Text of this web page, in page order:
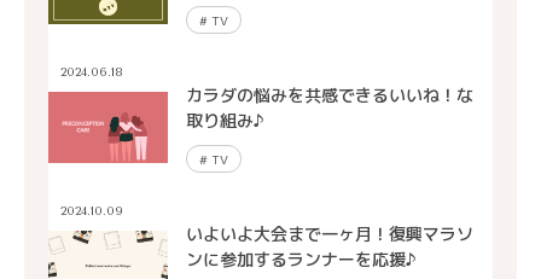
#TV
2024.06.18
カラダの悩みを共感できるいいね！な
取り組み♪
#TV
2024.10.09
いよいよ大会まで一ヶ月！復興マラソ
ンに参加するランナーを応援♪